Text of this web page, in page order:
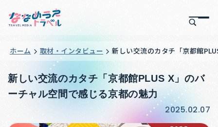
ホーム 取材・インタビュー 新しい交流のカタチ「京都館
新しい交流のカタチ「京都館PLUS X」のバ
ーチャル空間で感じる京都の魅力
2025.02.07